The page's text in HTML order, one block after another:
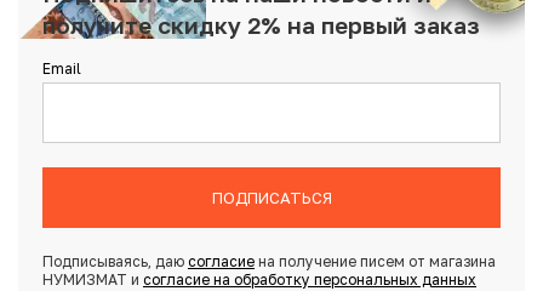
получите скидку 2% на первый заказ
Email
ПОДПИСАТЬСЯ
Подписываясь, даю согласиена получение писем от магазина
НУМИЗМАТ и согласие на обработку персональных данных